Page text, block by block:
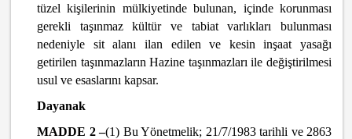
tüzel kişilerinin mülkiyetinde bulunan, içinde korunması
gerekli taşınmaz kültür ve tabiat varlıkları bulunması
nedeniyle sit alanı ilan edilen ve kesin inşaat yasağı
getirilen taşınmazların Hazine taşınmazları ile değiştirilmesi
usul ve esaslarını kapsar.
Dayanak
MADDE 2 –(1) Bu Yönetmelik; 21/7/1983 tarihli ve 2863